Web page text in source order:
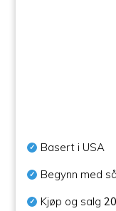
Basert i USA
Begynn med
Kjøp og salg